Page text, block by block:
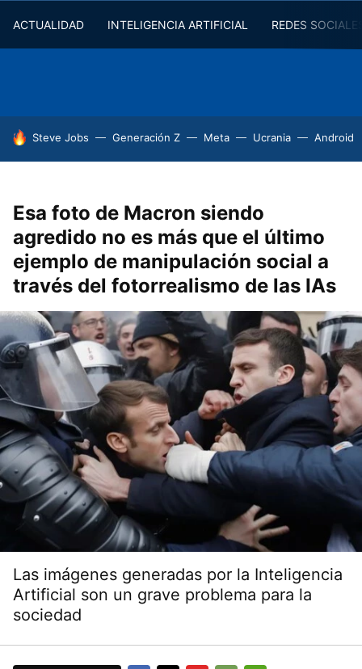
ACTUALIDAD INTELIGENCIA ARTIFICIAL REDES
HOY SE HABLA DE
Steve Jobs Generación Z Meta Ucrania Android
Esa foto de Macron siendo
agredido no es más que el último
ejemplo de manipulación social a
través del fotorrealismo de las IAs
Las imágenes generadas por la Inteligencia
Artificial son un grave problema para la
sociedad